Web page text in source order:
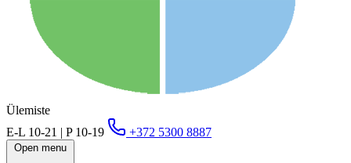
Ülemiste
E-L 10-21 | P 10-19
+372 5300 8887
Open menu